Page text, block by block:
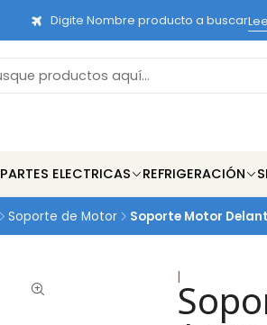
PARTES ELECTRICAS REFRIGERACIÓN
Digite Nombre producto a buscar
Soporte de Motor Soporte Motor
|